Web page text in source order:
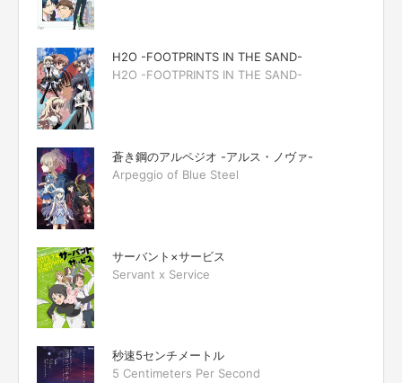
H2O -FOOTPRINTS IN THE SAND-
H2O -FOOTPRINTS IN THE SAND-
蒼き鋼のアルペジオ -アルス・ノヴァ-
Arpeggio of Blue Steel
サーバント×サービス
Servant x Service
秒速5センチメートル
5 Centimeters Per Second